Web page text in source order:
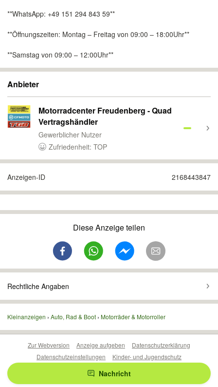
**WhatsApp: +49 151 294 843 59**
**Öffnungszeiten: Montag – Freitag von 09:00 – 18:00Uhr**
**Samstag von 09:00 – 12:00Uhr**
Anbieter
Motorradcenter Freudenberg - Quad
Vertragshändler
Gewerblicher Nutzer
Zufriedenheit: TOP
Anzeigen-ID 2168443847
Diese Anzeige teilen
Rechtliche Angaben
Kleinanzeigen Auto, Rad & Boot Motorräder & Motorroller
Nachricht
Zur Webversion Anzeige aufgeben
Datenschutzerklärung
Datenschutzeinstellungen
Kinder- und Jugendschutz
Barrierefreiheitserklärung